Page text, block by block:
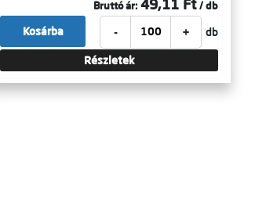
Bruttó ár: 49,11 Ft / db
- + db
Kosárba
Részletek